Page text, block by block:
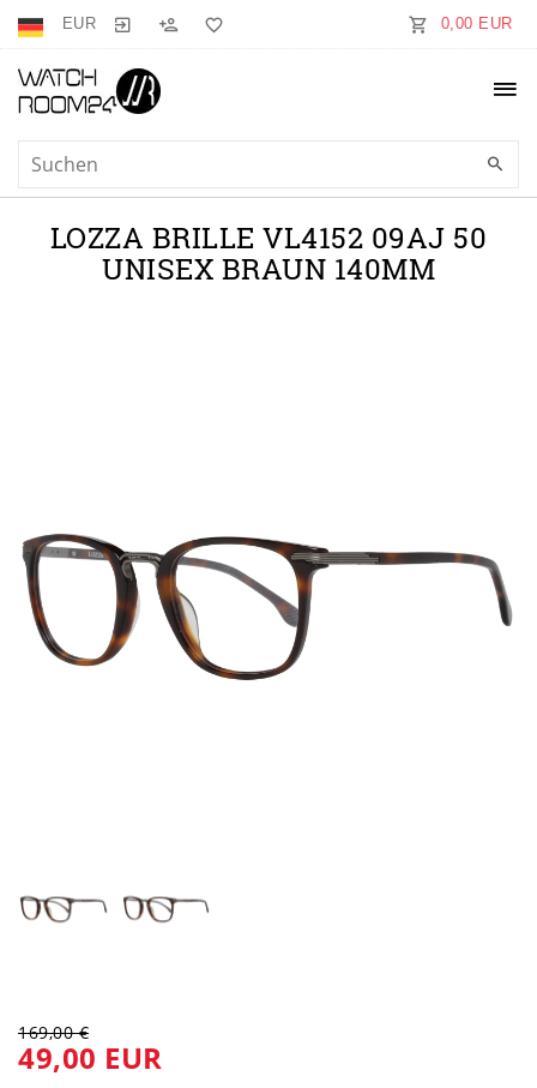
EUR 0,00 EUR
LOZZA BRILLE VL4152 09AJ 50
UNISEX BRAUN 140MM
169,00 €
49,00 EUR